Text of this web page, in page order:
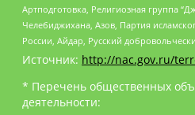
Артподготовка, Религиозная группа
Челебиджихана, Азов, Партия
России, Айдар, Русский
Источник: http://nac.gov.ru/
* Перечень общественных
деятельности: